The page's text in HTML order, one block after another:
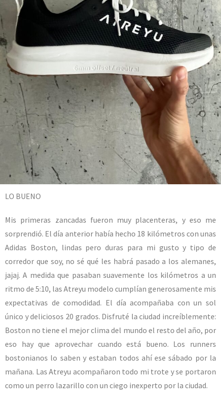
LO BUENO
Mis primeras zancadas fueron muy placenteras, y eso me
sorprendió. El día anterior había hecho 18 kilómetros con unas
Adidas Boston, lindas pero duras para mi gusto y tipo de
corredor que soy, no sé qué les habrá pasado a los alemanes,
jajaj. A medida que pasaban suavemente los kilómetros a un
ritmo de 5:10, las Atreyu modelo cumplían generosamente mis
expectativas de comodidad. El día acompañaba con un sol
único y deliciosos 20 grados. Disfruté la ciudad increíblemente:
Boston no tiene el mejor clima del mundo el resto del año, por
eso hay que aprovechar cuando está bueno. Los runners
bostonianos lo saben y estaban todos ahí ese sábado por la
mañana. Las Atreyu acompañaron todo mi trote y se portaron
como un perro lazarillo con un ciego inexperto por la ciudad.